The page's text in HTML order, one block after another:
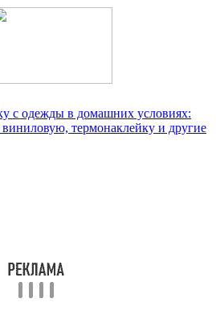
с одежды в домашних условиях:
виниловую, термонаклейку и другие